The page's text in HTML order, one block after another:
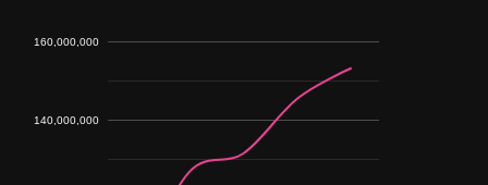
140,000,000
160,000,000